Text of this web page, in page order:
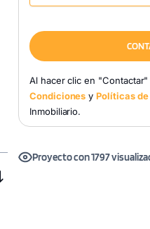
Al hacer clic en
Condiciones yPolíticas
Inmobiliario.
Proyecto con 1797